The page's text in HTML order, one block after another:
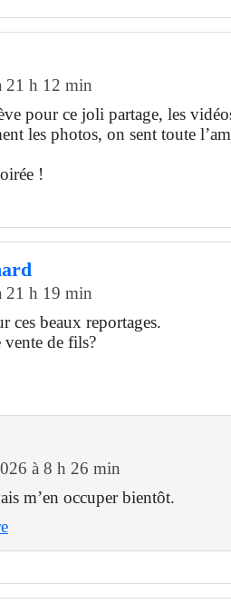
21 h 12 min
pour ce joli partage, les
les photos, on sent toute
!
21 h 19 min
ces beaux reportages.
de fils?
à 8 h 26 min
m’en occuper bientôt.